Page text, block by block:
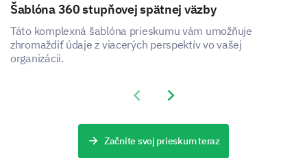
Šablóna 360 stupňovej spätnej väzby
Táto komplexná šablóna prieskumu vám umožňuje
zhromaždiť údaje z viacerých perspektív vo vašej
organizácii.
Previous slide
Next slide
Začnite svoj prieskum teraz